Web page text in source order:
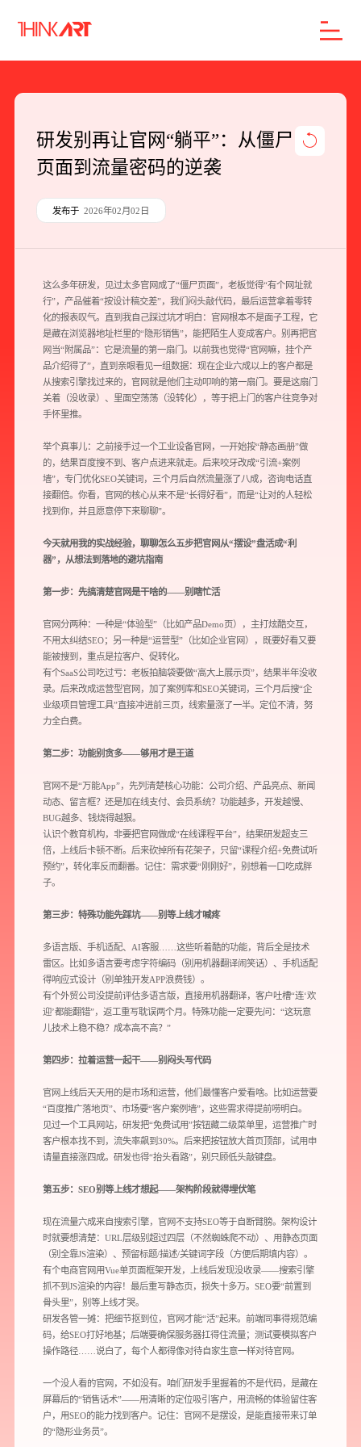
企业网站建设
数字产品研发
外贸独立站
1v1为您提供服务
我们将为您提供量身定制的个性化服务，包括竞品观察，行业数据分析
实施方案及对应预算等
您需要： 网站建设 数字产品研发
您希望： 预约面谈 在线视频会议 电话 / 微信沟通
您所提交的信息将严格保密，且不以任何形式透露给任何第三方
研发别再让官网“躺平”：从僵尸
页面到流量密码的逆袭
发布于 2026年02月02日
这么多年研发，见过太多官网成了“僵尸页面”，老板觉得“有个网址就
行”，产品催着“按设计稿交差”，我们闷头敲代码，最后运营拿着零转
化的报表叹气。直到我自己踩过坑才明白：官网根本不是面子工程，它
是藏在浏览器地址栏里的“隐形销售”，能把陌生人变成客户。别再把官
网当“附属品”：它是流量的第一扇门。以前我也觉得“官网嘛，挂个产
品介绍得了”，直到亲眼看见一组数据：现在企业六成以上的客户都是
从搜索引擎找过来的，官网就是他们主动叩响的第一扇门。要是这扇门
关着（没收录）、里面空荡荡（没转化），等于把上门的客户往竞争对
手怀里推。
举个真事儿：之前接手过一个工业设备官网，一开始按“静态画册”做
的，结果百度搜不到、客户点进来就走。后来咬牙改成“引流+案例
墙”，专门优化SEO关键词，三个月后自然流量涨了八成，咨询电话直
接翻倍。你看，官网的核心从来不是“长得好看”，而是“让对的人轻松
找到你，并且愿意停下来聊聊”。
今天就用我的实战经验，聊聊怎么五步把官网从“摆设”盘活成“利
器”，从想法到落地的避坑指南
第一步：先搞清楚官网是干啥的——别瞎忙活
官网分两种：一种是“体验型”（比如产品Demo页），主打炫酷交互，
不用太纠结SEO；另一种是“运营型”（比如企业官网），既要好看又要
能被搜到，重点是拉客户、促转化。
有个SaaS公司吃过亏：老板拍脑袋要做“高大上展示页”，结果半年没收
录。后来改成运营型官网，加了案例库和SEO关键词，三个月后搜“企
业级项目管理工具”直接冲进前三页，线索量涨了一半。定位不清，努
力全白费。
第二步：功能别贪多——够用才是王道
官网不是“万能App”，先列清楚核心功能：公司介绍、产品亮点、新闻
动态、留言框？还是加在线支付、会员系统？功能越多，开发越慢、
BUG越多、钱烧得越狠。
认识个教育机构，非要把官网做成“在线课程平台”，结果研发超支三
倍，上线后卡顿不断。后来砍掉所有花架子，只留“课程介绍+免费试听
预约”，转化率反而翻番。记住：需求要“刚刚好”，别想着一口吃成胖
子。
第三步：特殊功能先踩坑——别等上线才喊疼
多语言版、手机适配、AI客服……这些听着酷的功能，背后全是技术
雷区。比如多语言要考虑字符编码（别用机器翻译闹笑话）、手机适配
得响应式设计（别单独开发APP浪费钱）。
有个外贸公司没提前评估多语言版，直接用机器翻译，客户吐槽“连‘欢
迎’都能翻错”，返工重写耽误两个月。特殊功能一定要先问：“这玩意
儿技术上稳不稳？成本高不高？”
第四步：拉着运营一起干——别闷头写代码
官网上线后天天用的是市场和运营，他们最懂客户爱看啥。比如运营要
“百度推广落地页”、市场要“客户案例墙”，这些需求得提前唠明白。
见过一个工具网站，研发把“免费试用”按钮藏二级菜单里，运营推广时
客户根本找不到，流失率飙到30%。后来把按钮放大首页顶部，试用申
请量直接涨四成。研发也得“抬头看路”，别只顾低头敲键盘。
第五步：SEO别等上线才想起——架构阶段就得埋伏笔
现在流量六成来自搜索引擎，官网不支持SEO等于自断臂膀。架构设计
时就要想清楚：URL层级别超过四层（不然蜘蛛爬不动）、用静态页面
（别全靠JS渲染）、预留标题/描述/关键词字段（方便后期填内容）。
有个电商官网用Vue单页面框架开发，上线后发现没收录——搜索引擎
抓不到JS渲染的内容！最后重写静态页，损失十多万。SEO要“前置到
骨头里”，别等上线才哭。
研发各管一摊：把细节抠到位，官网才能“活”起来。前端同事得规范编
码，给SEO打好地基；后端要确保服务器扛得住流量；测试要模拟客户
操作路径……说白了，每个人都得像对待自家生意一样对待官网。
一个没人看的官网，不如没有。咱们研发手里握着的不是代码，是藏在
屏幕后的“销售话术”——用清晰的定位吸引客户，用流畅的体验留住客
户，用SEO的能力找到客户。记住：官网不是摆设，是能直接带来订单
的“隐形业务员”。